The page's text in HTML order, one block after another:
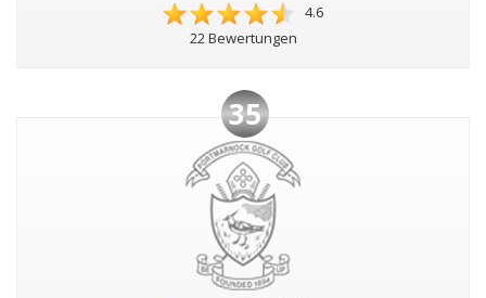
4.6
22 Bewertungen
35